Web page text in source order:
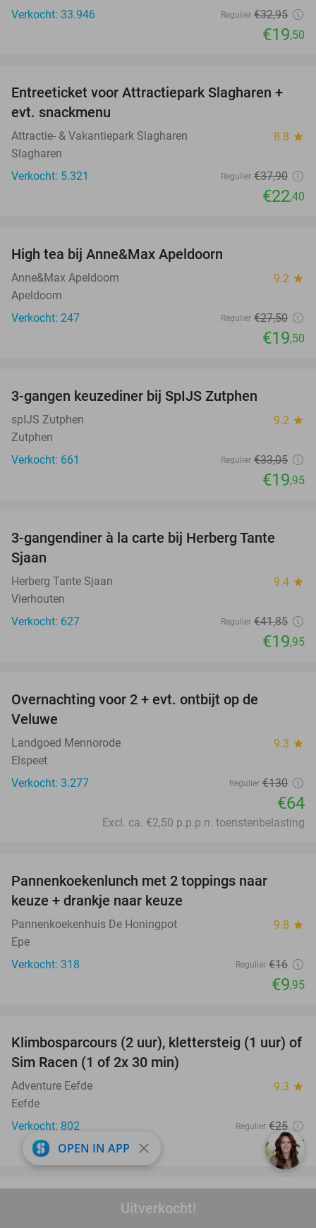
Uitverkocht!
Verkocht: 33.946
Regulier €32,95
€19,50
41%
Entreeticket voor Attractiepark Slagharen +
evt. snackmenu
Attractie- & Vakantiepark Slagharen 8.8 star
Slagharen
Verkocht: 5.321
Regulier €37,90
€22,40
High tea bij Anne&Max Apeldoorn
Anne&Max Apeldoorn 9.2 star
Apeldoorn
Verkocht: 247
Regulier €27,50
€19,50
3-gangen keuzediner bij SpIJS Zutphen
spIJS Zutphen 9.2 star
Zutphen
Verkocht: 661
Regulier €33,05
€19,95
52%
3-gangendiner à la carte bij Herberg Tante
Sjaan
Herberg Tante Sjaan 9.4 star
Vierhouten
Verkocht: 627
Regulier €41,85
€19,95
Overnachting voor 2 + evt. ontbijt op de
Veluwe
Landgoed Mennorode 9.3 star
Elspeet
Verkocht: 3.277
Regulier €130
€64
Excl. ca. €2,50 p.p.p.n. toeristenbelasting
Pannenkoekenlunch met 2 toppings naar
keuze + drankje naar keuze
Pannenkoekenhuis De Honingpot 9.8 star
Epe
Verkocht: 318
Regulier €16
€9,95
40%
Klimbosparcours (2 uur), klettersteig (1 uur) of
Sim Racen (1 of 2x 30 min)
Adventure Eefde 9.3 star
Eefde
Verkocht: 802
Regulier €25
€15
favorite_border
Poffertjes experience (2 uur) voor 4 of 8
OPEN IN APP close